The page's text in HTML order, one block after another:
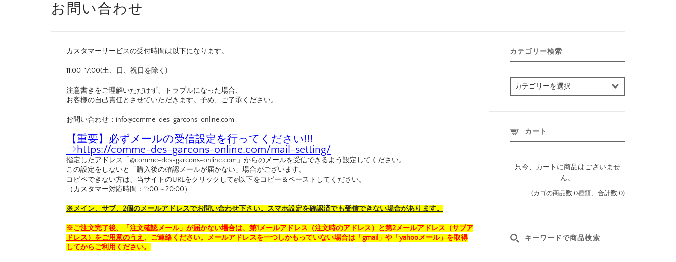
お問い合わせ
カスタマーサービスの受付時間は以下になります。
11:00-17:00(土、日、祝日を除く)
注意書きをご理解いただけず、トラブルになった場合、
お客様の自己責任とさせていただきます。予め、ご了承ください。
お問い合わせ：info@comme-des-garcons-online.com
【重要】必ずメールの受信設定を行ってください!!!
⇒ https://comme-des-garcons-online.com/mail-setting/
指定したアドレス「@comme-des-garcons-online.com」からのメールを受信できるよう設定してください。
この設定をしないと「購入後の確認メールが届かない」場合がございます。
コピペできない方は、当サイトのURLをクリックして@以下をコピー＆ペーストしてください。
（カスタマー対応時間：11:00～20:00）
※メイン、サブ、2個のメールアドレスでお問い合わせ下さい。スマホ設定を確認済でも受信できない場合があります。
※ご注文完了後、「注文確認メール」が届かない場合は、 第1メールアドレス（注文時のアドレス）と第2メールアドレス（サブア
ドレス）をご用意のうえ 、ご連絡ください。メールアドレスを一つしかもっていない場合は「gmail」や「yahooメール」を取得
してからご利用ください。
カテゴリー検索
検
カート
只今、カートに商品はございませ
ん。
(カゴの商品数:0種類、合計数:0)
キーワードで商品検索